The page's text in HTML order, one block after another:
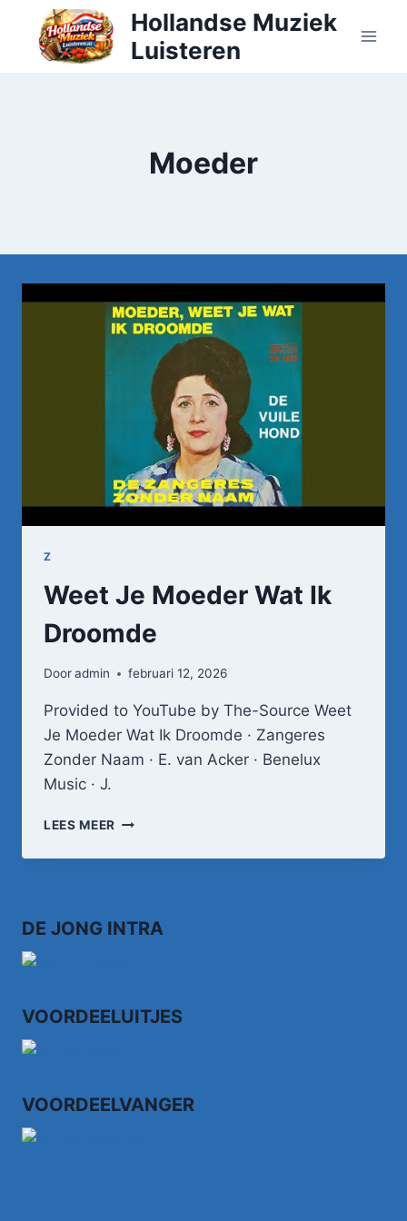
Doorgaan
inhoud
Hollandse Muziek
Luisteren
Moeder
Z
Weet Je Moeder Wat Ik
Droomde
Dooradmin februari 12, 2026
Provided to YouTube by The-Source Weet
Je Moeder Wat Ik Droomde · Zangeres
Zonder Naam · E. van Acker · Benelux
Music · J.
LEES MEER WEET
MOEDER
DE JONG INTRA
VOORDEELUITJES
VOORDEELVANGER